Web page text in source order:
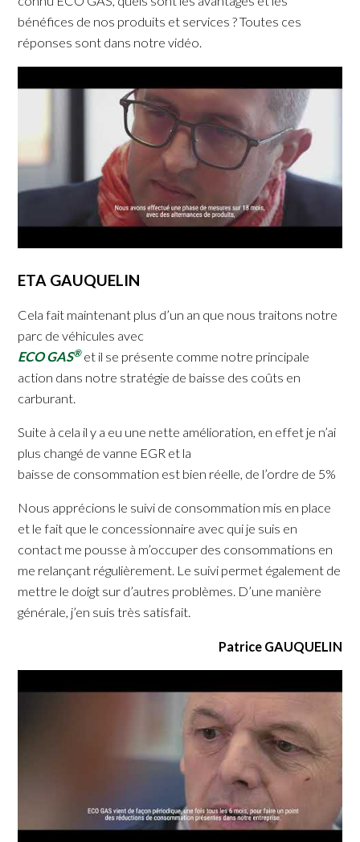
bénéfices de nos produits et services ? Toutes ces
réponses sont dans notre vidéo.
ETA GAUQUELIN
Cela fait maintenant plus d’un an que nous traitons notre
parc de véhicules avec
ECO GAS®et il se présente comme notre principale
action dans notre stratégie de baisse des coûts en
carburant.
Suite à cela il y a eu une nette amélioration, en effet je n’ai
plus changé de vanne EGR et la
baisse de consommation est bien réelle, de l’ordre de 5%
Nous apprécions le suivi de consommation mis en place
et le fait que le concessionnaire avec qui je suis en
contact me pousse à m’occuper des consommations en
me relançant régulièrement. Le suivi permet également de
mettre le doigt sur d’autres problèmes. D’une manière
générale, j’en suis très satisfait.
Patrice GAUQUELIN